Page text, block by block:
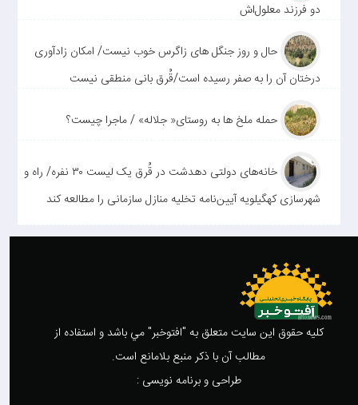
دو فرزند معلول‌اش
حال و روز جنگل های زاگرس خوب نیست/ امکان زادآوری
درختان آن را به صفر رسیده است/قُرق بانی منطقی نیست
حمله ملخ ها به روستای« جلاله» / ماجرا چیست؟
خانه‌های دولتی دهدشت در قُرق یک لیست ۳۰ نفره/ راه و
شهرسازی کهگیلویه آیین‌نامه تخلیه منازل سازمانی را مطالعه کند
کليه حقوق اين سايت متعلق به "افتوخبر" مي باشد و استفاده از
مطالب آن با ذکر منبع بلامانع است.
طراحی و برنامه نویسی :